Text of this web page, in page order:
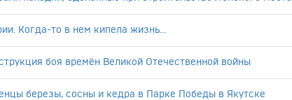
Когда-то в нем кипела жизнь...
боя времён Великой Отечественной войны
березы, сосны и кедра в Парке Победы в Якутске